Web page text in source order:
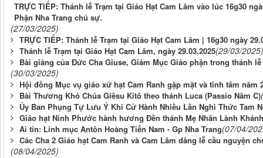
TRỰC TIẾP: Thánh lễ Trạm tại Giáo Hạt Cam Lâm vào lúc 16g30
Phận Nha Trang chủ sự.
(27/03/2025)
TRỰC TIẾP: Thánh lễ Trạm tại Giáo Hạt Cam Lâm | 16g30 ngày
Thánh lễ Trạm tại Giáo Hạt Cam Lâm, ngày 29.03.2025(29/03/2025)
Bài giảng của Đức Cha Giuse, Giám Mục Giáo phận trong thánh
(30/03/2025)
Hội đồng Mục vụ giáo xứ hạt Cam Ranh gặp mặt và tĩnh tâm năm
Bài Thương Khó Chúa Giêsu Kitô theo thánh Luca (Passio Năm C)
Ủy Ban Phụng Tự Lưu Ý Khi Cử Hành Nhiều Lần Nghi Thức Tam
Giáo hạt Ninh Phước hành hương Đền thánh Mẹ Nhân Lành
Ai tín: Linh mục Antôn Hoàng Tiến Nam - Gp Nha Trang(07/04/
Các Cha 2 Giáo hạt Cam Ranh và Cam Lâm dâng lễ cầu nguyện
(08/04/2025)